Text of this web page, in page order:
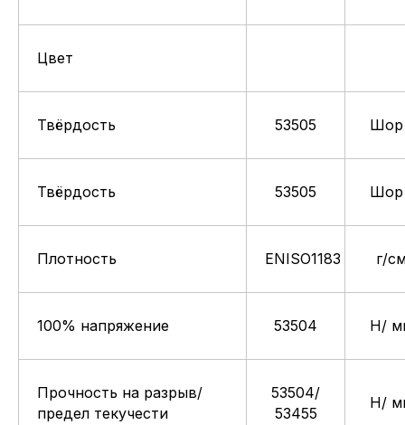
Цвет
Твёрдость 53505
Твёрдость 53505 Шор
Плотность ENISO1183 г/
100% напряжение 53504 Н/
Прочность на разрыв/
предел текучести
53504/
53455
Н/
*Значения максимальной и минимальной температуры применения